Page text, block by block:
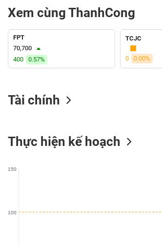
Xem cùng ThanhCong
FPT
70,700
400
0.57%
TCJC
0 0.00%
Tài chính
Thực hiện kế hoạch
100
150
Ngành
(-)
VS-
SECTOR